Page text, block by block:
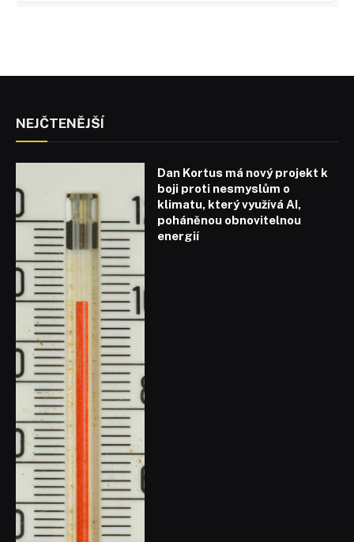
NEJČTENĚJŠÍ
Dan Kortus má nový projekt k
boji proti nesmyslům o
klimatu, který využívá AI,
poháněnou obnovitelnou
energií